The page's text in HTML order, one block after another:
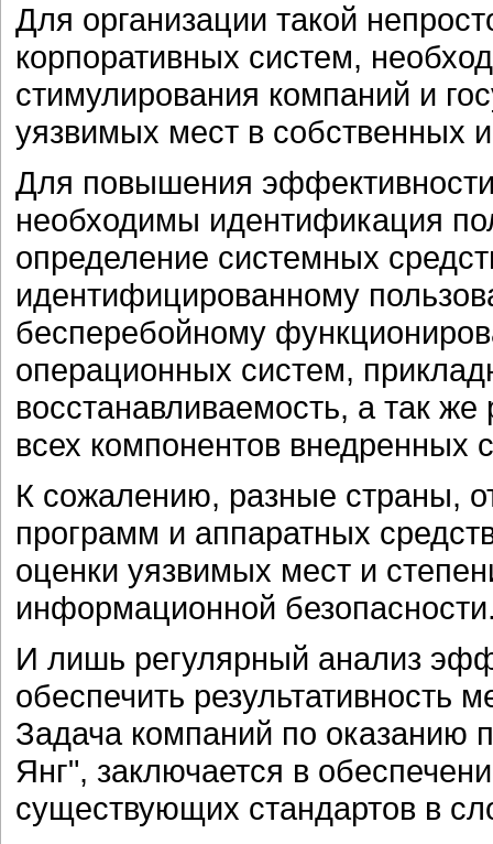
Для организации такой
корпоративных систем,
стимулирования компаний и
уязвимых мест в собственных
Для повышения
необходимы идентификация
определение системных
идентифицированному
бесперебойному
операционных систем,
восстанавливаемость, а так
всех компонентов внедренных
К сожалению, разные страны,
программ и аппаратных
оценки уязвимых мест и
информационной
И лишь регулярный анализ
обеспечить результативность
Задача компаний по оказанию
Янг", заключается в
существующих стандартов в